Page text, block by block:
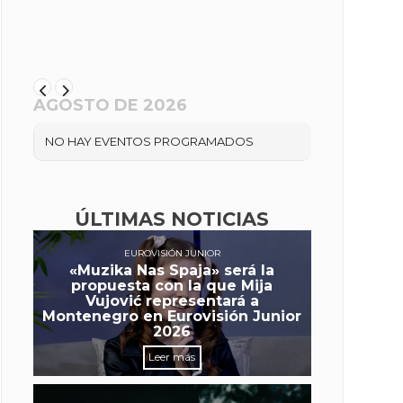
AGOSTO DE 2026
NO HAY EVENTOS PROGRAMADOS
ÚLTIMAS NOTICIAS
EUROVISIÓN JUNIOR
«Muzika Nas Spaja» será la
propuesta con la que Mija
Vujović representará a
Montenegro en Eurovisión Junior
2026
Leer más